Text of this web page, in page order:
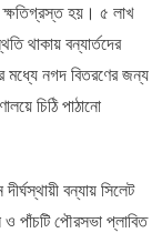
ক্ষতিগ্রস্ত হয়। ৫ লাখ
থাকায় বন্যার্তদের
মধ্যে নগদ বিতরণের জন্য
চিঠি পাঠানো
বন্যায় সিলেট
পাঁচটি পৌরসভা প্লাবিত